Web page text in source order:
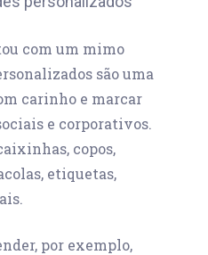
com um mimo
são uma
carinho e marcar
e corporativos.
copos,
etiquetas,
por exemplo,